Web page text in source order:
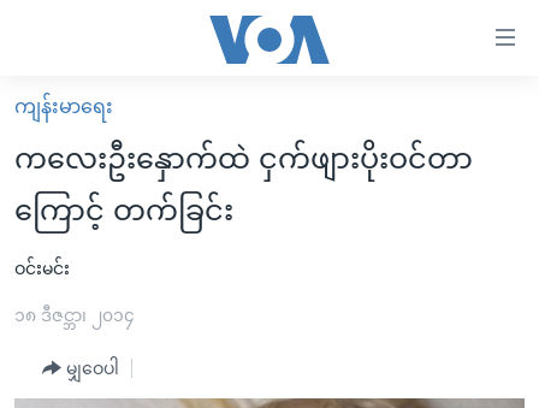
လွယ်ကူ
စေ
သည့်
Link
များ
ပင်မ
မူလစာမျက်နှာ
မြန်မာ
ကမ္ဘာ့သတင်းများ
နိုင်ငံတကာ
အစ္စရေး-ပါလက်စတိုင်း
ဗွီဒီယို
အင်္ဂလိပ်စာလေ့လာမယ်
ကျန်းမာရေး
ကလေးဦးနှောက်ထဲ ငှက်ဖျားပိုးဝင်တာ
ကြောင့် တက်ခြင်း
ဝင်းမင်း
၁၈ ဒီဇင္ဘာ၊ ၂၀၁၄
မျှဝေပါ